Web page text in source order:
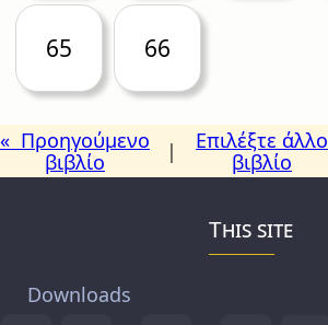
65 66
« Προηγούμενο
βιβλίο
|
Επιλέξτε άλλο
βιβλίο
This site
Downloads